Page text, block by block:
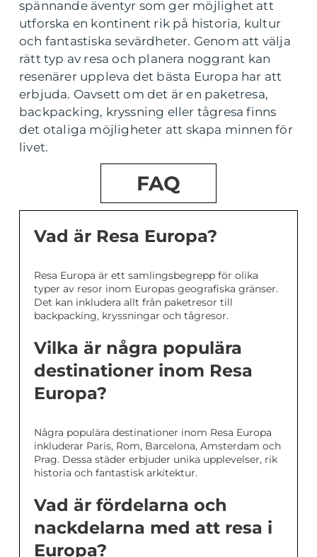
spännande äventyr som ger möjlighet att
utforska en kontinent rik på historia, kultur
och fantastiska sevärdheter. Genom att välja
rätt typ av resa och planera noggrant kan
resenärer uppleva det bästa Europa har att
erbjuda. Oavsett om det är en paketresa,
backpacking, kryssning eller tågresa finns
det otaliga möjligheter att skapa minnen för
livet.
FAQ
Vad är Resa Europa?
Resa Europa är ett samlingsbegrepp för olika
typer av resor inom Europas geografiska gränser.
Det kan inkludera allt från paketresor till
backpacking, kryssningar och tågresor.
Vilka är några populära
destinationer inom Resa
Europa?
Några populära destinationer inom Resa Europa
inkluderar Paris, Rom, Barcelona, Amsterdam och
Prag. Dessa städer erbjuder unika upplevelser, rik
historia och fantastisk arkitektur.
Vad är fördelarna och
nackdelarna med att resa i
Europa?